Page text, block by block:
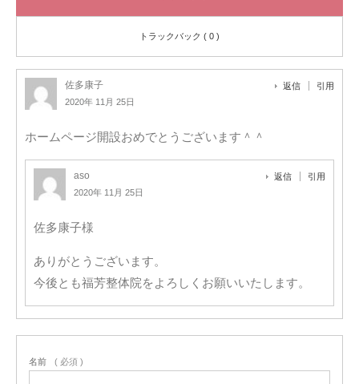
トラックバック ( 0 )
佐多康子
2020年 11月 25日
返信 引用
ホームページ開設おめでとうございます＾＾
aso
2020年 11月 25日
返信 引用
佐多康子様
ありがとうございます。
今後とも福芳整体院をよろしくお願いいたします。
名前 ( 必須 )